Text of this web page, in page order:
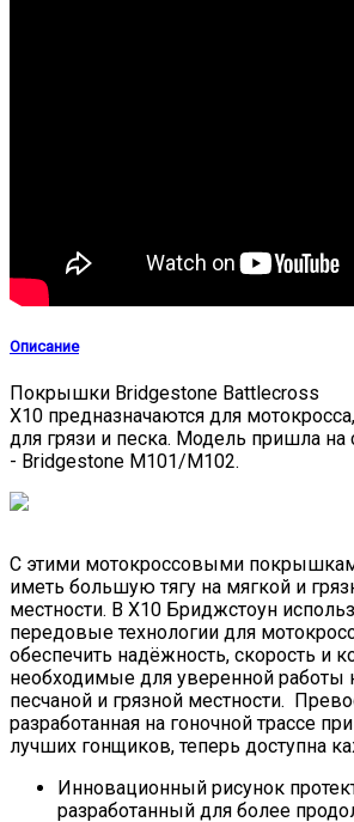
Описание
Покрышки Bridgestone Battlecross
X10 предназначаются для
для грязи и песка. Модель пришла на
- Bridgestone M101/M102.
С этими мотокроссовыми
иметь большую тягу на мягкой и
местности. В Х10 Бриджстоун
передовые технологии для
обеспечить надёжность, скорость и
необходимые для уверенной работы
песчаной и грязной местности.
разработанная на гоночной трассе
лучших гонщиков, теперь доступна
Инновационный рисунок
разработанный для более